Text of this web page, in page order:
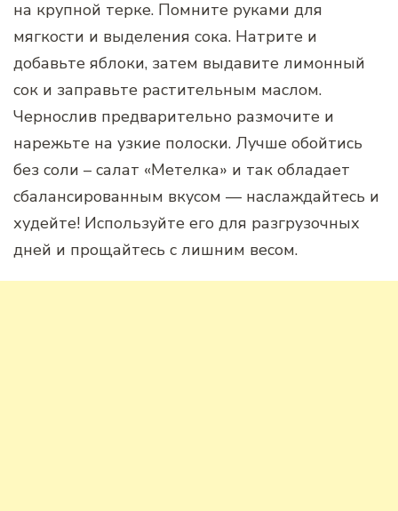
на крупной терке. Помните руками для
мягкости и выделения сока. Натрите и
добавьте яблоки, затем выдавите лимонный
сок и заправьте растительным маслом.
Чернослив предварительно размочите и
нарежьте на узкие полоски. Лучше обойтись
без соли – салат «Метелка» и так обладает
сбалансированным вкусом — наслаждайтесь и
худейте! Используйте его для разгрузочных
дней и прощайтесь с лишним весом.